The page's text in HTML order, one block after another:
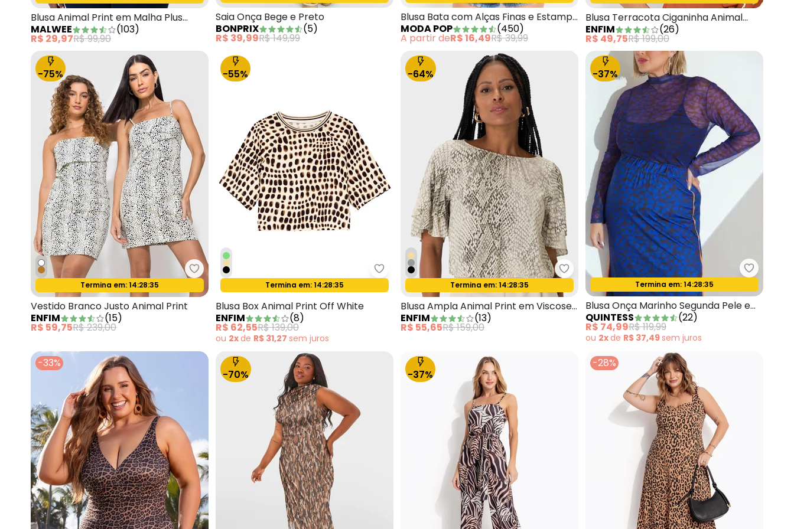
Blusa Animal Print em Malha Plus
Marrom
MALWEE (103)
R$ 29,97R$ 99,90
Saia Onça Bege e Preto
BONPRIX
(5)
R$ 39,99R$ 149,99
Blusa Bata com Alças Finas e Estampa
de Onça
MODA POP (450)
A partir deR$ 16,49R$ 39,99
Blusa Terracota Ciganinha Animal
Print
ENFIM (26)
R$ 49,75R$ 199,00
-75%
Enfim - Vestido Branco Justo Animal Print
Oferta relâmpago
Termina em:14:28:33
Vestido Branco Justo Animal Print
ENFIM
(15)
R$ 59,75R$ 239,00
-55%
Enfim - Blusa Box Animal Print Off White
Oferta relâmpago
Termina em:14:28:33
Blusa Box Animal Print Off White
ENFIM
(8)
R$ 62,55R$ 139,00
ou 2xde R$ 31,27 sem juros
-64%
Enfim - Blusa Ampla Animal Print em Viscose
Oferta relâmpago
Termina em:14:28:33
Blusa Ampla Animal Print em Viscose
Cinza Esverde
ENFIM (13)
R$ 55,65R$ 159,00
-37%
Quintess
Oferta relâmpago
Termina em:14:28:33
Blusa Onça Marinho Segunda Pele em
Tule
QUINTESS (22)
R$ 74,99R$ 119,99
ou 2xde R$ 37,49sem juros
-33%
-70%
-37%
-28%